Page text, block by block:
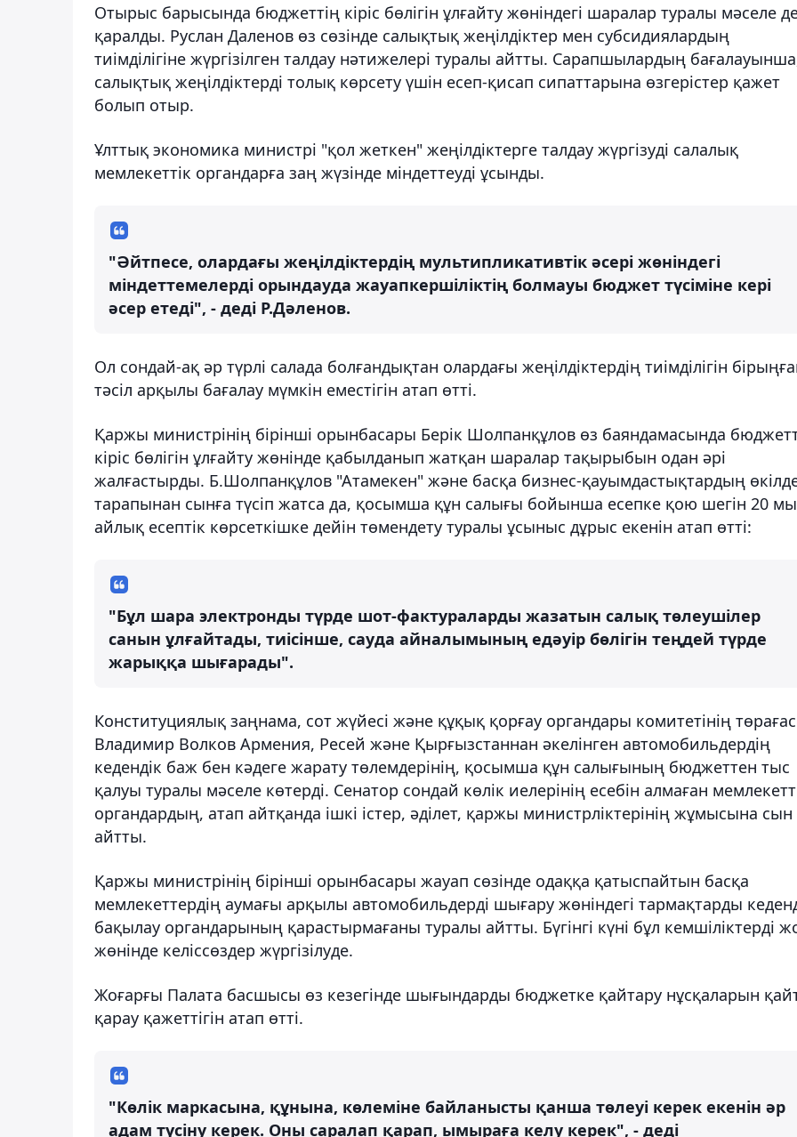
Отырыс барысында бюджеттің кіріс бөлігін ұлғайту жөніндегі шаралар туралы мәселе
қаралды. Руслан Даленов өз сөзінде салықтық жеңілдіктер мен субсидиялардың
тиімділігіне жүргізілген талдау нәтижелері туралы айтты. Сарапшылардың
салықтық жеңілдіктерді толық көрсету үшін есеп-қисап сипаттарына өзгерістер қажет
болып отыр.
Ұлттық экономика министрі "қол жеткен" жеңілдіктерге талдау жүргізуді салалық
мемлекеттік органдарға заң жүзінде міндеттеуді ұсынды.
"Әйтпесе, олардағы жеңілдіктердің мультипликативтік әсері жөніндегі
міндеттемелерді орындауда жауапкершіліктің болмауы бюджет түсіміне кері
әсер етеді", - деді Р.Дәленов.
Ол сондай-ақ әр түрлі салада болғандықтан олардағы жеңілдіктердің тиімділігін
тәсіл арқылы бағалау мүмкін еместігін атап өтті.
Қаржы министрінің бірінші орынбасары Берік Шолпанқұлов өз баяндамасында
кіріс бөлігін ұлғайту жөнінде қабылданып жатқан шаралар тақырыбын одан әрі
жалғастырды. Б.Шолпанқұлов "Атамекен" және басқа бизнес-қауымдастықтардың
тарапынан сынға түсіп жатса да, қосымша құн салығы бойынша есепке қою шегін 20
айлық есептік көрсеткішке дейін төмендету туралы ұсыныс дұрыс екенін атап өтті:
"Бұл шара электронды түрде шот-фактураларды жазатын салық төлеушілер
санын ұлғайтады, тиісінше, сауда айналымының едәуір бөлігін теңдей түрде
жарыққа шығарады".
Конституциялық заңнама, сот жүйесі және құқық қорғау органдары комитетінің
Владимир Волков Армения, Ресей және Қырғызстаннан әкелінген автомобильдердің
кедендік баж бен кәдеге жарату төлемдерінің, қосымша құн салығының бюджеттен тыс
қалуы туралы мәселе көтерді. Сенатор сондай көлік иелерінің есебін алмаған
органдардың, атап айтқанда ішкі істер, әділет, қаржы министрліктерінің жұмысына сын
айтты.
Қаржы министрінің бірінші орынбасары жауап сөзінде одаққа қатыспайтын басқа
мемлекеттердің аумағы арқылы автомобильдерді шығару жөніндегі тармақтарды
бақылау органдарының қарастырмағаны туралы айтты. Бүгінгі күні бұл кемшіліктерді
жөнінде келіссөздер жүргізілуде.
Жоғарғы Палата басшысы өз кезегінде шығындарды бюджетке қайтару нұсқаларын
қарау қажеттігін атап өтті.
"Көлік маркасына, құнына, көлеміне байланысты қанша төлеуі керек екенін әр
адам түсіну керек. Оны саралап қарап, ымыраға келу керек", - деді